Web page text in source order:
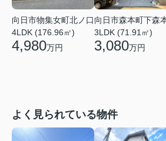
向日市物集女町北ノ口
4LDK (176.96㎡)
4,980万円
向日市森本町下森
3LDK (71.91㎡)
3,080万円
よく見られている物件